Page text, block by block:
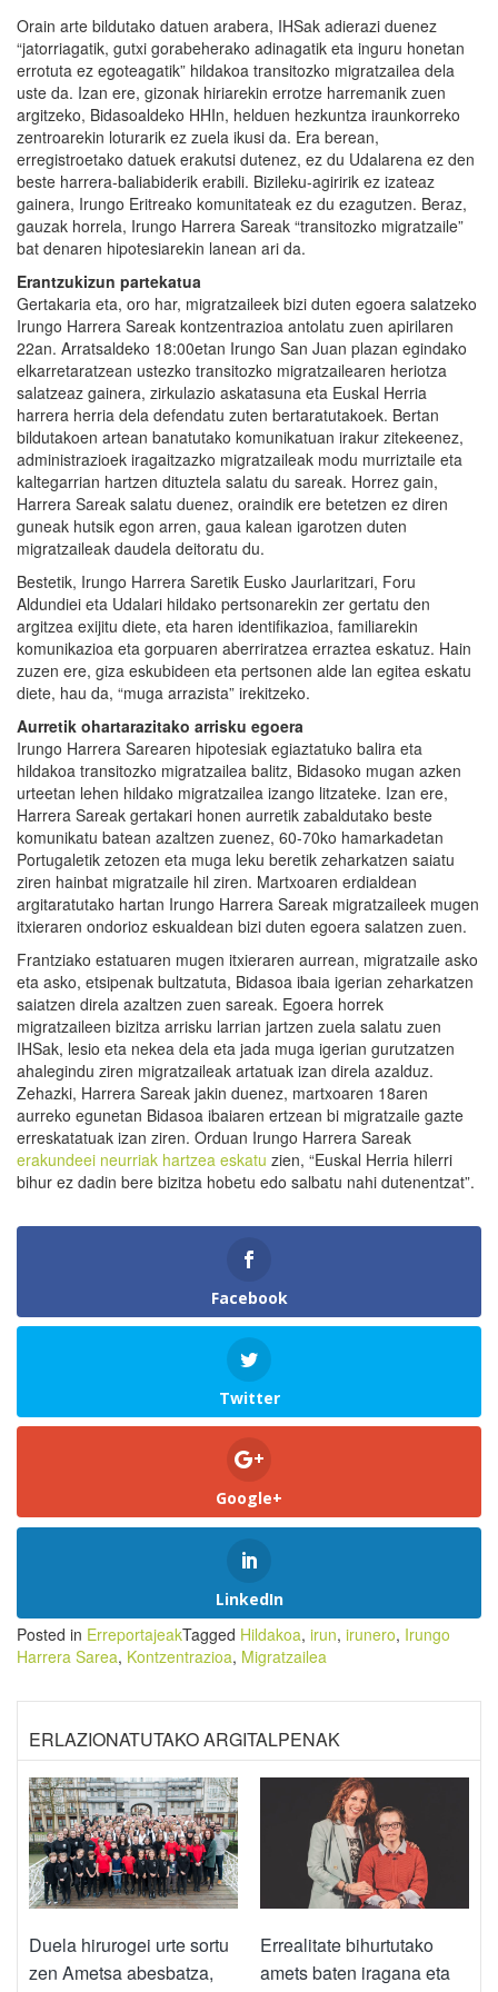
Orain arte bildutako datuen arabera, IHSak adierazi duenez
“jatorriagatik, gutxi gorabeherako adinagatik eta inguru honetan
errotuta ez egoteagatik” hildakoa transitozko migratzailea dela
uste da. Izan ere, gizonak hiriarekin errotze harremanik zuen
argitzeko, Bidasoaldeko HHIn, helduen hezkuntza iraunkorreko
zentroarekin loturarik ez zuela ikusi da. Era berean,
erregistroetako datuek erakutsi dutenez, ez du Udalarena ez den
beste harrera-baliabiderik erabili. Bizileku-agiririk ez izateaz
gainera, Irungo Eritreako komunitateak ez du ezagutzen. Beraz,
gauzak horrela, Irungo Harrera Sareak “transitozko migratzaile”
bat denaren hipotesiarekin lanean ari da.
Erantzukizun partekatua
Gertakaria eta, oro har, migratzaileek bizi duten egoera salatzeko
Irungo Harrera Sareak kontzentrazioa antolatu zuen apirilaren
22an. Arratsaldeko 18:00etan Irungo San Juan plazan egindako
elkarretaratzean ustezko transitozko migratzailearen heriotza
salatzeaz gainera, zirkulazio askatasuna eta Euskal Herria
harrera herria dela defendatu zuten bertaratutakoek. Bertan
bildutakoen artean banatutako komunikatuan irakur zitekeenez,
administrazioek iragaitzazko migratzaileak modu murriztaile eta
kaltegarrian hartzen dituztela salatu du sareak. Horrez gain,
Harrera Sareak salatu duenez, oraindik ere betetzen ez diren
guneak hutsik egon arren, gaua kalean igarotzen duten
migratzaileak daudela deitoratu du.
Bestetik, Irungo Harrera Saretik Eusko Jaurlaritzari, Foru
Aldundiei eta Udalari hildako pertsonarekin zer gertatu den
argitzea exijitu diete, eta haren identifikazioa, familiarekin
komunikazioa eta gorpuaren aberriratzea erraztea eskatuz. Hain
zuzen ere, giza eskubideen eta pertsonen alde lan egitea eskatu
diete, hau da, “muga arrazista” irekitzeko.
Aurretik ohartarazitako arrisku egoera
Irungo Harrera Sarearen hipotesiak egiaztatuko balira eta
hildakoa transitozko migratzailea balitz, Bidasoko mugan azken
urteetan lehen hildako migratzailea izango litzateke. Izan ere,
Harrera Sareak gertakari honen aurretik zabaldutako beste
komunikatu batean azaltzen zuenez, 60-70ko hamarkadetan
Portugaletik zetozen eta muga leku beretik zeharkatzen saiatu
ziren hainbat migratzaile hil ziren. Martxoaren erdialdean
argitaratutako hartan Irungo Harrera Sareak migratzaileek mugen
itxieraren ondorioz eskualdean bizi duten egoera salatzen zuen.
Frantziako estatuaren mugen itxieraren aurrean, migratzaile asko
eta asko, etsipenak bultzatuta, Bidasoa ibaia igerian zeharkatzen
saiatzen direla azaltzen zuen sareak. Egoera horrek
migratzaileen bizitza arrisku larrian jartzen zuela salatu zuen
IHSak, lesio eta nekea dela eta jada muga igerian gurutzatzen
ahalegindu ziren migratzaileak artatuak izan direla azalduz.
Zehazki, Harrera Sareak jakin duenez, martxoaren 18aren
aurreko egunetan Bidasoa ibaiaren ertzean bi migratzaile gazte
erreskatatuak izan ziren. Orduan Irungo Harrera Sareak
erakundeei neurriak hartzea eskatu zien, “Euskal Herria hilerri
bihur ez dadin bere bizitza hobetu edo salbatu nahi dutenentzat”.
Facebook
Twitter
Google+
LinkedIn
Posted in ErreportajeakTagged Hildakoa, irun, irunero, Irungo
Harrera Sarea, Kontzentrazioa, Migratzailea
ERLAZIONATUTAKO ARGITALPENAK
Duela hirurogei urte sortu
zen Ametsa abesbatza,
Errealitate bihurtutako
amets baten iragana eta